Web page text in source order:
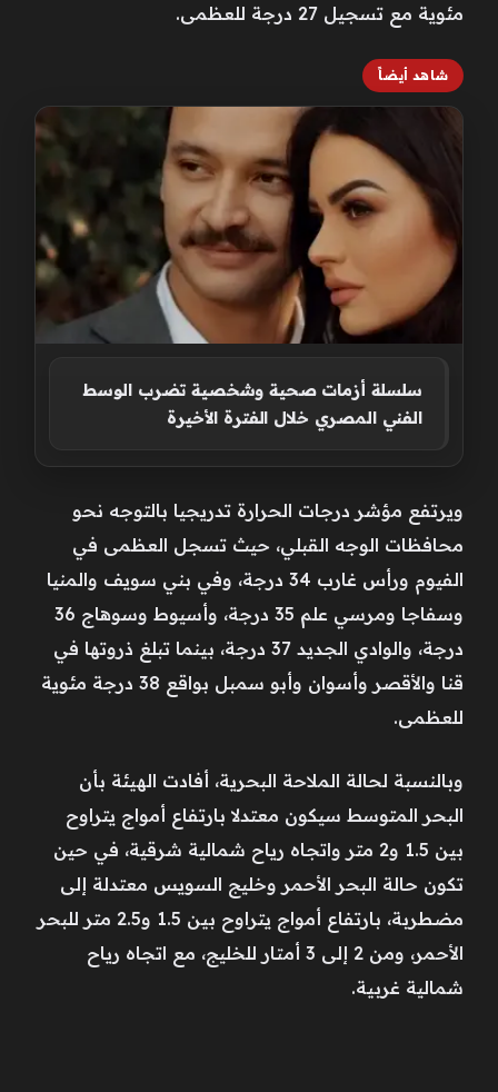
مئوية مع تسجيل 27 درجة للعظمى.
شاهد أيضاً
سلسلة أزمات صحية وشخصية تضرب الوسط
الفني المصري خلال الفترة الأخيرة
ويرتفع مؤشر درجات الحرارة تدريجيا بالتوجه نحو
محافظات الوجه القبلي، حيث تسجل العظمى في
الفيوم ورأس غارب 34 درجة، وفي بني سويف والمنيا
وسفاجا ومرسي علم 35 درجة، وأسيوط وسوهاج 36
درجة، والوادي الجديد 37 درجة، بينما تبلغ ذروتها في
قنا والأقصر وأسوان وأبو سمبل بواقع 38 درجة مئوية
للعظمى.
وبالنسبة لحالة الملاحة البحرية، أفادت الهيئة بأن
البحر المتوسط سيكون معتدلا بارتفاع أمواج يتراوح
بين 1.5 و2 متر واتجاه رياح شمالية شرقية، في حين
تكون حالة البحر الأحمر وخليج السويس معتدلة إلى
مضطربة، بارتفاع أمواج يتراوح بين 1.5 و2.5 متر للبحر
الأحمر، ومن 2 إلى 3 أمتار للخليج، مع اتجاه رياح
شمالية غربية.